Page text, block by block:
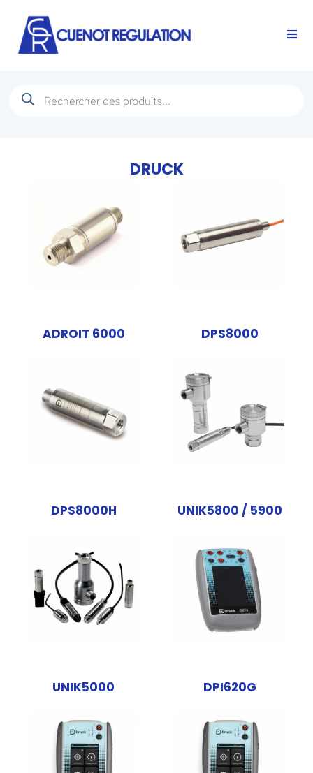
DRUCK
ADROIT 6000 DPS8000
DPS8000H UNIK5800 / 5900
UNIK5000 DPI620G